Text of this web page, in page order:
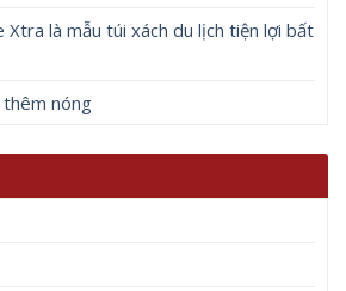
Xtra là mẫu túi xách du lịch tiện lợi bất
nóng